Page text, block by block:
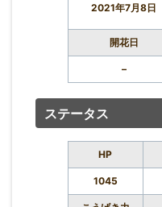
2021年7月8日
開花日
–
ステータス
HP
1045